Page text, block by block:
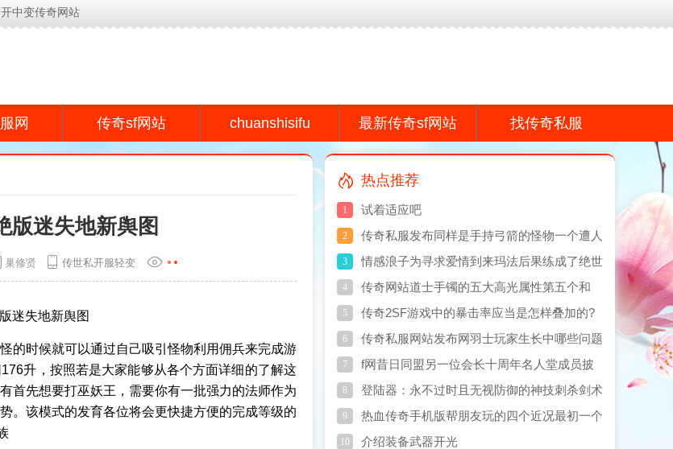
中变传奇网站
网 传奇sf网站 chuanshisifu 最新传奇sf网站 找传奇私服
版迷失地新舆图
巢修贤 传世私开服轻变
迷失地新舆图
的时候就可以通过自己吸引怪物利用佣兵来完成游
升，按照若是大家能够从各个方面详细的了解这
首先想要打巫妖王，需要你有一批强力的法师作为
。该模式的发育各位将会更快捷方便的完成等级的
热点推荐
1 试着适应吧
2
传奇私服发布同样是手持弓箭的怪物一个遭人
嫌另一个“有编制”
3
情感浪子为寻求爱情到来玛法后果练成了绝世
高手
4
传奇网站道士手镯的五大高光属性第五个和
GM有关系
5 传奇2SF游戏中的暴击率应当是怎样叠加的?
6
传奇私服网站发布网羽士玩家生长中哪些问题
最主要
7
f网昔日同盟另一位会长十周年名人堂成员披
靡暗战
8 登陆器：永不过时且无视防御的神技刺杀剑术
9
热血传奇手机版帮朋友玩的四个近况最初一个
太狠
10 介绍装备武器开光